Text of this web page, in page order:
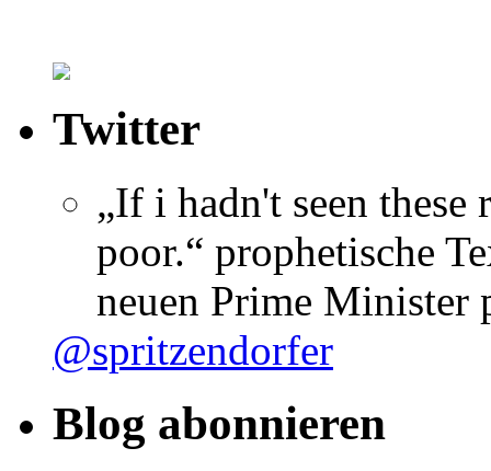
Twitter
„If i hadn't seen
poor.“ prophetische
neuen Prime Minister
@spritzendorfer
Blog abonnieren